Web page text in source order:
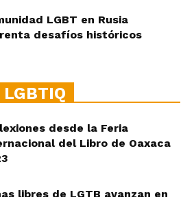
LGBT en Rusia
desafíos históricos
desde la Feria
del Libro de Oaxaca
libres de LGTB avanzan en